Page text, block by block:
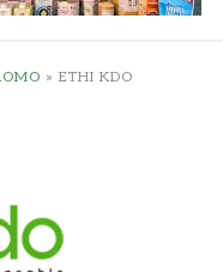
» ETHI KDO